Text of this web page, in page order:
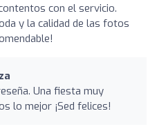
con el servicio.
y la calidad de las fotos
Una fiesta muy
lo mejor ¡Sed felices!